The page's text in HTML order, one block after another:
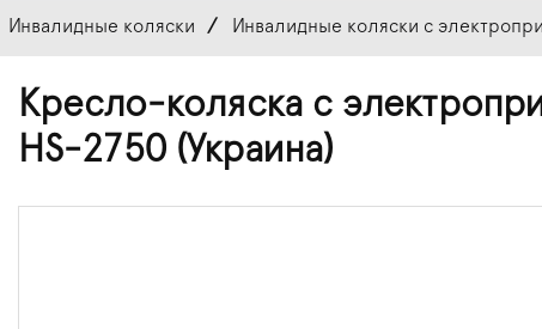
Инвалидные коляски Инвалидные коляски с
Кресло-коляска с
HS-2750 (Украина)